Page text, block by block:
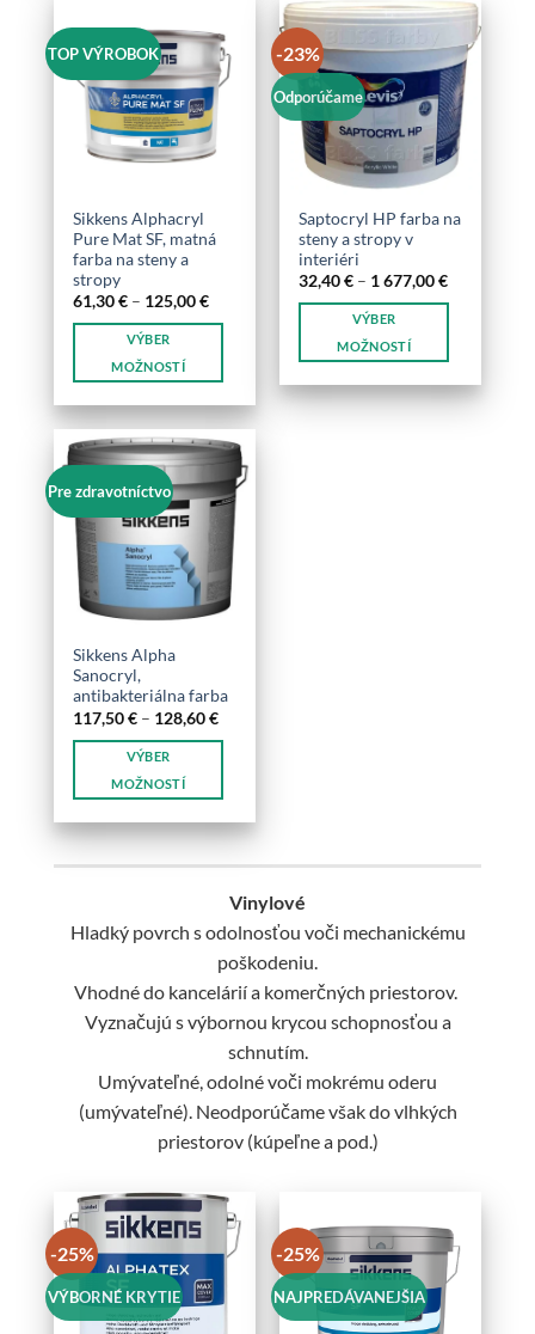
viacero
variantov.
Možnosti
môžete
vybrať
produktu.
viacero
variantov.
Možnosti
vybrať
na
stránke
produktu.
TOP VÝROBOK
Sikkens Alphacryl
Pure Mat SF, matná
farba na steny a
stropy
61,30€ – 125,00€Price
61,30 €
VÝBER
MOŽNOSTÍ
produkt
má
viacero
variantov.
Možnosti
si
môžete
vybrať
na
produktu.
-23%
Odporúčame
Saptocryl HP farba na
steny a stropy v
interiéri
32,40€ – 1 677,00€Price
677,00 €
VÝBER
MOŽNOSTÍ
produkt
Pre zdravotníctvo
Sikkens Alpha
Sanocryl,
antibakteriálna farba
117,50€ – 128,60€Price
117,50 €
VÝBER
MOŽNOSTÍ
produkt
má
Možnosti
môžete
produktu.
Vinylové
Hladký povrch s odolnosťou voči mechanickému
poškodeniu.
Vhodné do kancelárií a komerčných priestorov.
Vyznačujú s výbornou krycou schopnosťou a
schnutím.
Umývateľné, odolné voči mokrému oderu
(umývateľné). Neodporúčame však do vlhkých
priestorov (kúpeľne a pod.)
-25%
VÝBORNÉ KRYTIE
-25%
NAJPREDÁVANEJŠIA